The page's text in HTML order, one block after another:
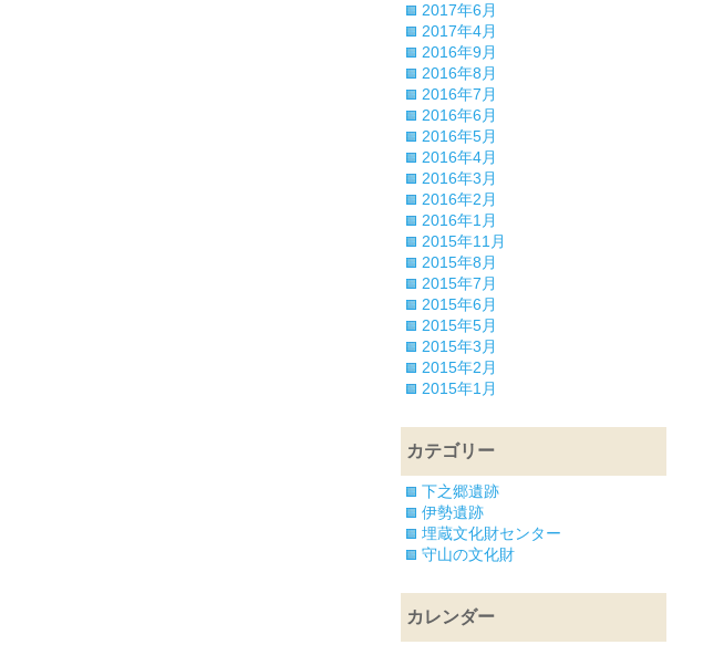
2017年6月
2017年4月
2016年9月
2016年8月
2016年7月
2016年6月
2016年5月
2016年4月
2016年3月
2016年2月
2016年1月
2015年11月
2015年8月
2015年7月
2015年6月
2015年5月
2015年3月
2015年2月
2015年1月
カテゴリー
下之郷遺跡
伊勢遺跡
埋蔵文化財センター
守山の文化財
カレンダー